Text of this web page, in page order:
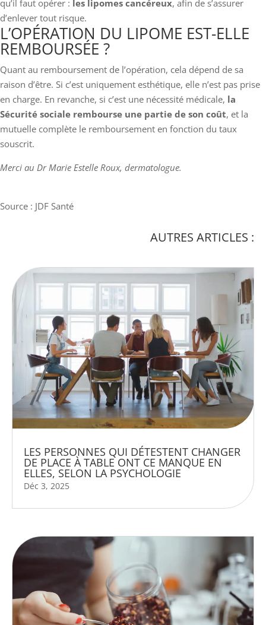
qu’il faut opérer : les lipomes cancéreux, afin de s’assurer
d’enlever tout risque.
L’OPÉRATION DU LIPOME EST-ELLE
REMBOURSÉE ?
Quant au remboursement de l’opération, cela dépend de sa
raison d’être. Si c’est uniquement esthétique, elle n’est pas prise
en charge. En revanche, si c’est une nécessité médicale, la
Sécurité sociale rembourse une partie de son coût, et la
mutuelle complète le remboursement en fonction du taux
souscrit.
Merci au Dr Marie Estelle Roux, dermatologue.
Source : JDF Santé
AUTRES ARTICLES :
LES PERSONNES QUI DÉTESTENT CHANGER
DE PLACE À TABLE ONT CE MANQUE EN
ELLES, SELON LA PSYCHOLOGIE
Déc 3, 2025